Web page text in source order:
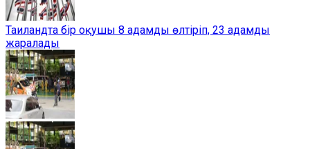
Таиландта бір оқушы 8 адамды өлтіріп, 23 адамды
жаралады